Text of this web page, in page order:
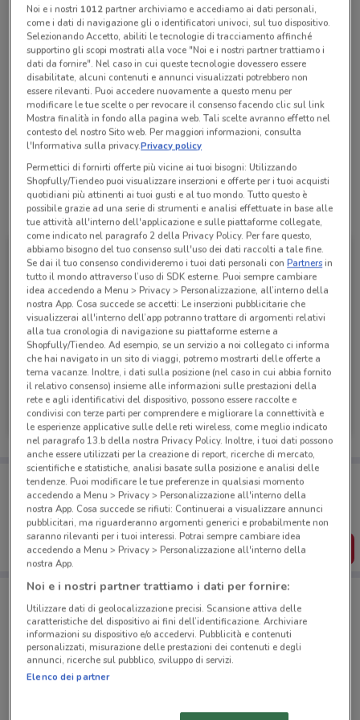
Chiama il negozio
Lunedì
Martedì
Mercoledì
Giovedì
Venerdì n.d.
Sabato n.d.
Domenica n.d.
0916264357
Coop Alleanza 3.0 - Supermercato - Store from feed
Ecoop
Tutte le promozioni di questo negozio
CoopVoce
Scade il 02/09 1 km
Porta DoveConviene sempre con te!
Puoi trovare le migliori offerte dei negozi vicino a te,
salvarle e creare la tua lista del risparmio, comodamente
dal tuo cellulare.
SCARICA L’APP
Negozi CoopVoce a Palermo
Noi e i nostri 1012partner archiviamo e accediamo ai dati personali,
come i dati di navigazione gli o identificatori univoci, sul tuo dispositivo.
Selezionando Accetto, abiliti le tecnologie di tracciamento affinché
supportino gli scopi mostrati alla voce "Noi e i nostri partner trattiamo i
dati da fornire". Nel caso in cui queste tecnologie dovessero essere
disabilitate, alcuni contenuti e annunci visualizzati potrebbero non
essere rilevanti. Puoi accedere nuovamente a questo menu per
modificare le tue scelte o per revocare il consenso facendo clic sul link
Mostra finalità in fondo alla pagina web. Tali scelte avranno effetto nel
contesto del nostro Sito web. Per maggiori informazioni, consulta
l'Informativa sulla privacy.Privacy policy
Permettici di fornirti offerte più vicine ai tuoi bisogni: Utilizzando
Shopfully/Tiendeo puoi visualizzare inserzioni e offerte per i tuoi acquisti
quotidiani più attinenti ai tuoi gusti e al tuo mondo. Tutto questo è
possibile grazie ad una serie di strumenti e analisi effettuate in base alle
tue attività all'interno dell'applicazione e sulle piattaforme collegate,
come indicato nel paragrafo 2 della Privacy Policy. Per fare questo,
abbiamo bisogno del tuo consenso sull'uso dei dati raccolti a tale fine.
Se dai il tuo consenso condivideremo i tuoi dati personali conPartnersin
tutto il mondo attraverso l’uso di SDK esterne. Puoi sempre cambiare
idea accedendo a Menu > Privacy > Personalizzazione, all’interno della
nostra App. Cosa succede se accetti: Le inserzioni pubblicitarie che
visualizzerai all'interno dell’app potranno trattare di argomenti relativi
alla tua cronologia di navigazione su piattaforme esterne a
Shopfully/Tiendeo. Ad esempio, se un servizio a noi collegato ci informa
che hai navigato in un sito di viaggi, potremo mostrarti delle offerte a
tema vacanze. Inoltre, i dati sulla posizione (nel caso in cui abbia fornito
il relativo consenso) insieme alle informazioni sulle prestazioni della
rete e agli identificativi del dispositivo, possono essere raccolte e
condivisi con terze parti per comprendere e migliorare la connettività e
le esperienze applicative sulle delle reti wireless, come meglio indicato
nel paragrafo 13.b della nostra Privacy Policy. Inoltre, i tuoi dati possono
anche essere utilizzati per la creazione di report, ricerche di mercato,
scientifiche e statistiche, analisi basate sulla posizione e analisi delle
tendenze. Puoi modificare le tue preferenze in qualsiasi momento
accedendo a Menu > Privacy > Personalizzazione all'interno della
nostra App. Cosa succede se rifiuti: Continuerai a visualizzare annunci
pubblicitari, ma riguarderanno argomenti generici e probabilmente non
saranno rilevanti per i tuoi interessi. Potrai sempre cambiare idea
accedendo a Menu > Privacy > Personalizzazione all'interno della
nostra App.
Noi e i nostri partner trattiamo i dati per fornire:
Utilizzare dati di geolocalizzazione precisi. Scansione attiva delle
caratteristiche del dispositivo ai fini dell’identificazione. Archiviare
informazioni su dispositivo e/o accedervi. Pubblicità e contenuti
personalizzati, misurazione delle prestazioni dei contenuti e degli
annunci, ricerche sul pubblico, sviluppo di servizi.
Elenco dei partner